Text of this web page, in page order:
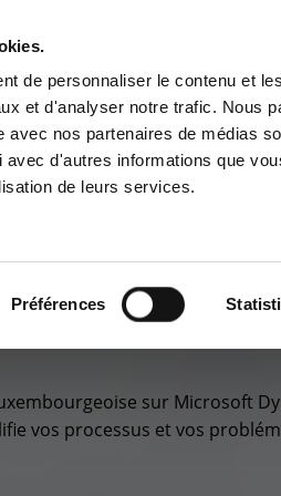
de personnaliser le contenu et
et d'analyser notre trafic. Nous
avec nos partenaires de médias
d'autres informations que
de leurs services.
Préférences
Clients
à la zone d'information
client
BUSINESS SOLUTIONS CYBER SÉCURITÉ
sur Microsoft
vos processus et vos